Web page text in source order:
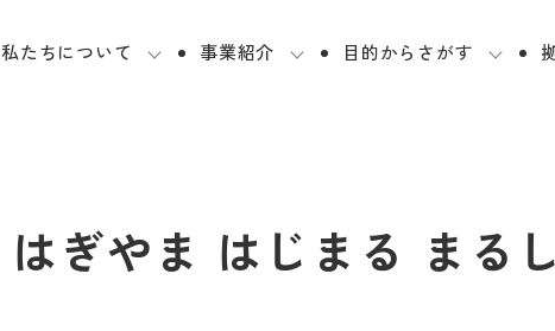
私たちについて 事業紹介 目的からさがす
はぎやま はじまる まる